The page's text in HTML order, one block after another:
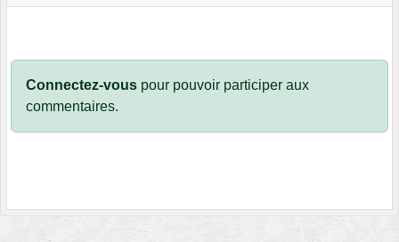
Connectez-vous pour pouvoir participer aux
commentaires.